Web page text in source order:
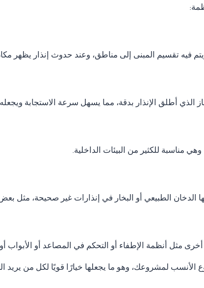
فيه تقسيم المبنى إلى مناطق، وعند حدوث إنذار يظهر
الذي أطلق الإنذار بدقة، مما يسهل سرعة الاستجابة ويجعله
مناسبة للكثير من البيئات الداخلية.
الدخان الطبيعي أو البخار في إنذارات غير صحيحة، مثل
مثل أنظمة الإطفاء أو التحكم في المصاعد أو الأبواب أو
الأنسب لمشروعك، وهو ما يجعلها خيارًا قويًا لكل من يريد